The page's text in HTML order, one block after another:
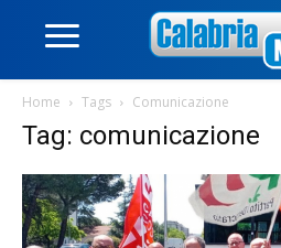
Home Tags Comunicazione
Tag: comunicazione